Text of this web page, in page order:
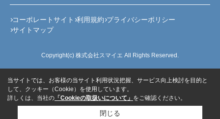
コーポレートサイト 利用規約 プライバシーポリシー
サイトマップ
Copyright(c) 株式会社スマイエ All Rights Reserved.
当サイトでは、お客様の当サイト利用状況把握、サービス向上検討を目的と
して、クッキー（Cookie）を使用しています。
詳しくは、当社の 「Cookieの取扱いについて」 をご確認ください。
閉じる